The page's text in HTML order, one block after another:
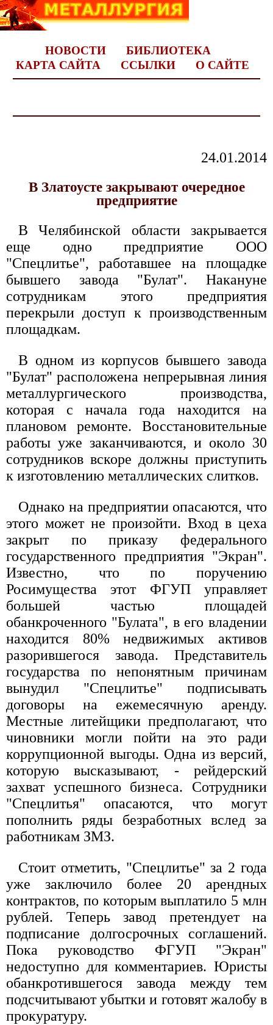
НОВОСТИ
БИБЛИОТЕКА
КАРТА САЙТА
ССЫЛКИ О САЙТЕ
24.01.2014
В Златоусте закрывают очередное
предприятие
В Челябинской области закрывается
еще одно предприятие ООО
"Спецлитье", работавшее на площадке
бывшего завода "Булат". Накануне
сотрудникам этого предприятия
перекрыли доступ к производственным
площадкам.
В одном из корпусов бывшего завода
"Булат" расположена непрерывная линия
металлургического производства,
которая с начала года находится на
плановом ремонте. Восстановительные
работы уже заканчиваются, и около 30
сотрудников вскоре должны приступить
к изготовлению металлических слитков.
Однако на предприятии опасаются, что
этого может не произойти. Вход в цеха
закрыт по приказу федерального
государственного предприятия "Экран".
Известно, что по поручению
Росимущества этот ФГУП управляет
большей частью площадей
обанкроченного "Булата", в его владении
находится 80% недвижимых активов
разорившегося завода. Представитель
государства по непонятным причинам
вынудил "Спецлитье" подписывать
договоры на ежемесячную аренду.
Местные литейщики предполагают, что
чиновники могли пойти на это ради
коррупционной выгоды. Одна из версий,
которую высказывают, - рейдерский
захват успешного бизнеса. Сотрудники
"Спецлитья" опасаются, что могут
пополнить ряды безработных вслед за
работникам ЗМЗ.
Стоит отметить, "Спецлитье" за 2 года
уже заключило более 20 арендных
контрактов, по которым выплатило 5 млн
рублей. Теперь завод претендует на
подписание долгосрочных соглашений.
Пока руководство ФГУП "Экран"
недоступно для комментариев. Юристы
обанкротившегося завода между тем
подсчитывают убытки и готовят жалобу в
прокуратуру.